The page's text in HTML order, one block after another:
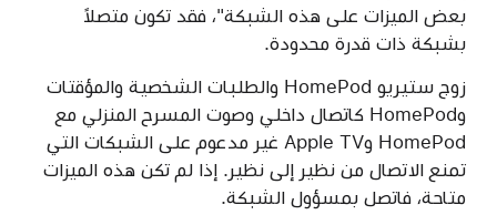
بعض الميزات على هذه الشبكة"، فقد تكون متصلاً
بشبكة ذات قدرة محدودة.
زوج ستيريو HomePod والطلبات الشخصية والمؤقتات
وHomePod كاتصال داخلي وصوت المسرح المنزلي مع
HomePod وApple TV غير مدعوم على الشبكات التي
تمنع الاتصال من نظير إلى نظير. إذا لم تكن هذه الميزات
متاحة، فاتصل بمسؤول الشبكة.